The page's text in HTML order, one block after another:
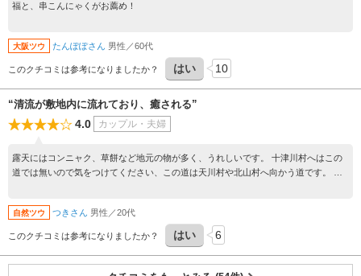
福と、串こんにゃくがお薦め！
大阪ツウ たんぽぽさん 男性／60代
このクチコミは参考になりましたか？ はい 10
“清流が敷地内に流れており、癒される”
4.0 カップル・夫婦
露天にはコンニャク、草餅など地元の物が多く、うれしいです。 十津川村へはこの
道では無いので気をつけてください、この道は天川村や北山村へ向かう道です。 有
自然ツウ つきさん 男性／20代
このクチコミは参考になりましたか？ はい 6